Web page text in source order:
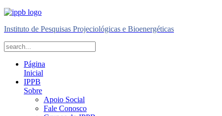
Instituto de Pesquisas Projeciológicas e Bioenergéticas
Página
Inicial
IPPB
Sobre
Apoio Social
Fale Conosco